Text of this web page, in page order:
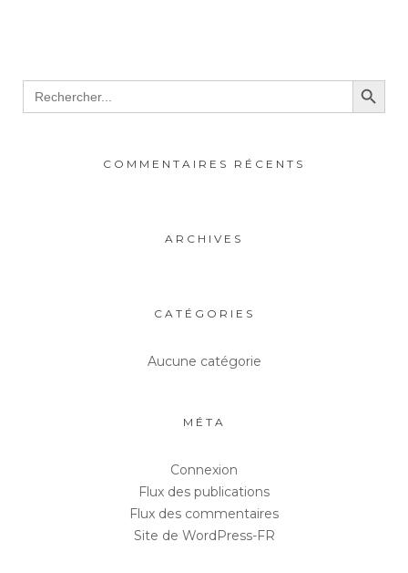
Search
for:
Search Button
COMMENTAIRES RÉCENTS
ARCHIVES
CATÉGORIES
Aucune catégorie
MÉTA
Connexion
Flux des publications
Flux des commentaires
Site de WordPress-FR